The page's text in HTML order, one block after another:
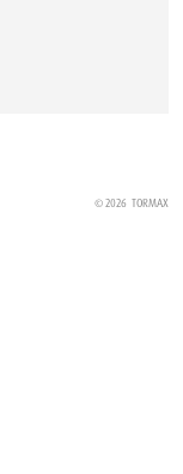
© 2026 TORMAX